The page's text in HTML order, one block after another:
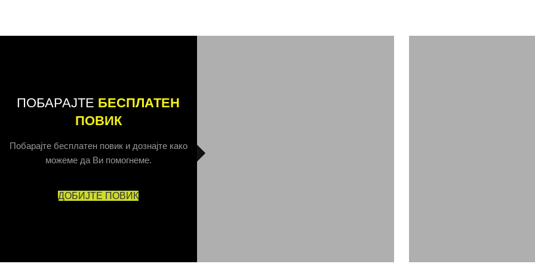
ПОБАРАЈТЕ БЕСПЛАТЕН
ПОВИК
Побарајте бесплатен повик и дознајте како
можеме да Ви помогнеме.
ДОБИЈТЕ ПОВИК